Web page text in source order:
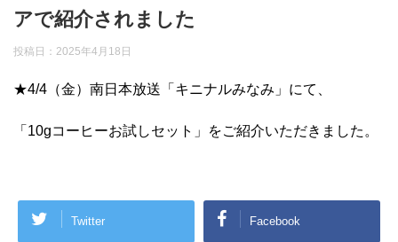
アで紹介されました
投稿日： 2025年4月18日
★4/4（金）南日本放送「キニナルみなみ」にて、
「10gコーヒーお試しセット」をご紹介いただきました。
Twitter Facebook